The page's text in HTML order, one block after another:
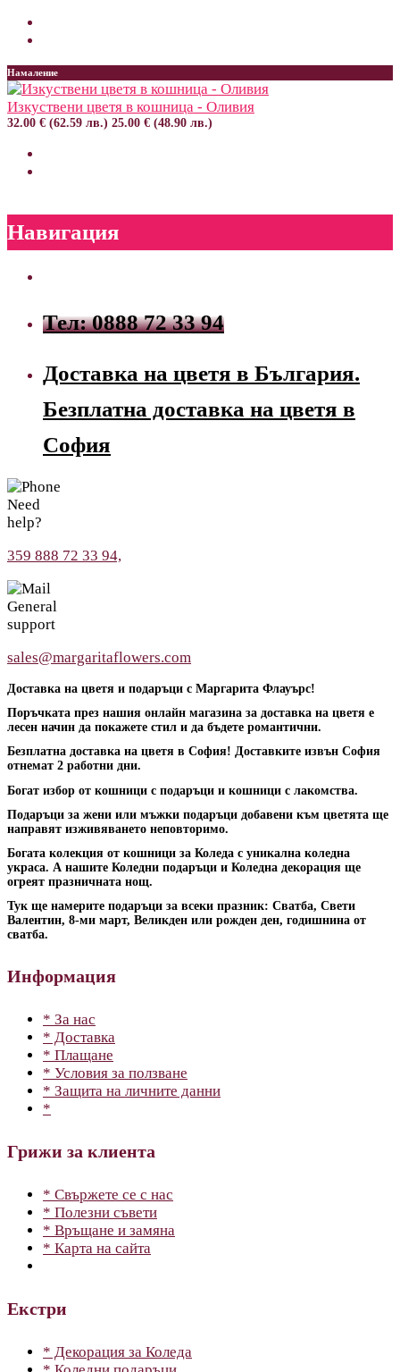
Намаление
Изкуствени цветя в кошница - Оливия
32.00 € (62.59 лв.) 25.00 € (48.90 лв.)
Навигация
Тел: 0888 72 33 94
Доставка на цветя в България.
Безплатна доставка на цветя в
София
Need
help?
359 888 72 33 94,
General
support
sales@margaritaflowers.com
Доставка на цветя и подаръци с Маргарита Флауърс!
Поръчката през нашия онлайн магазина за доставка на цветя е
лесен начин да покажете стил и да бъдете романтични.
Безплатна доставка на цветя в София! Доставките извън София
отнемат 2 работни дни.
Богат избор от кошници с подаръци и кошници с лакомства.
Подаръци за жени или мъжки подаръци добавени към цветята ще
направят изживяването неповторимо.
Богата колекция от кошници за Коледа с уникална коледна
украса. А нашите Коледни подаръци и Коледна декорация ще
огреят празничната нощ.
Тук ще намерите подаръци за всеки празник: Сватба, Свети
Валентин, 8-ми март, Великден или рожден ден, годишнина от
сватба.
Информация
* За нас
* Доставка
* Плащане
* Условия за ползване
* Защита на личните данни
*
Грижи за клиента
* Свържете се с нас
* Полезни съвети
* Връщане и замяна
* Карта на сайта
Екстри
* Декорация за Коледа